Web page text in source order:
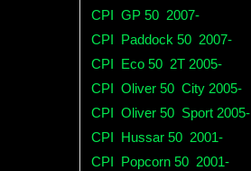
CPI GP 50 2007-
CPI Paddock 50 2007-
CPI Eco 50 2T 2005-
CPI Oliver 50 City 2005-
CPI Oliver 50 Sport 2005-
CPI Hussar 50 2001-
CPI Popcorn 50 2001-